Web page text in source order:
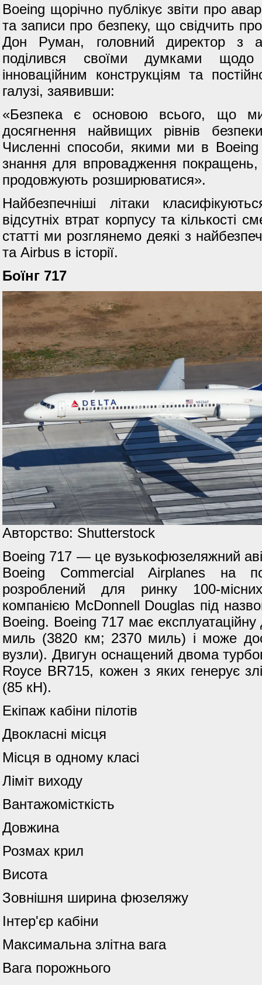
Boeing щорічно публікує звіти про
та записи про безпеку, що свідчить про
Дон Руман, головний директор з
поділився своїми думками щодо
інноваційним конструкціям та
галузі, заявивши:
«Безпека є основою всього, що
досягнення найвищих рівнів
Численні способи, якими ми в Boeing
знання для впровадження
продовжують розширюватися».
Найбезпечніші літаки
відсутніх втрат корпусу та кількості
статті ми розглянемо деякі з
та Airbus в історії.
Боїнг 717
Авторство: Shutterstock
Boeing 717 — це вузькофюзеляжний
Boeing Commercial Airplanes на
розроблений для ринку 100-
компанією McDonnell Douglas під
Boeing. Boeing 717 має
миль (3820 км; 2370 миль) і може
вузли). Двигун оснащений двома
Royce BR715, кожен з яких генерує
(85 кН).
Екіпаж кабіни пілотів
Двокласні місця
Місця в одному класі
Ліміт виходу
Вантажомісткість
Довжина
Розмах крил
Висота
Зовнішня ширина фюзеляжу
Інтер'єр кабіни
Максимальна злітна вага
Вага порожнього